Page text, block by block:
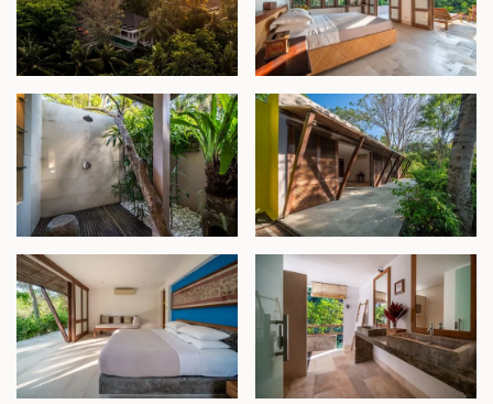
pintu masuk properti dan memiliki tiga kamar tidur
dengan kamar mandi dalam, masing-masing
dirancang dengan luas dan dilengkapi kamar mandi
semi-terbuka. Di jantung paviliun terdapat ruang
tamu terbuka yang mengundang, terhubung
langsung dengan taman rimbun yang dikelilingi
pohon kelapa.
Di bagian paling bawah properti, lanskap alami yang
memukau bertemu dengan tepi sungai. Air terjun
buatan mengalir dari tepi kolam ke kolam di
bawahnya, menciptakan titik fokus yang tenang.
Area ini juga menawarkan potensi yang belum
dimanfaatkan untuk kamar tidur tambahan atau
ruang hiburan.